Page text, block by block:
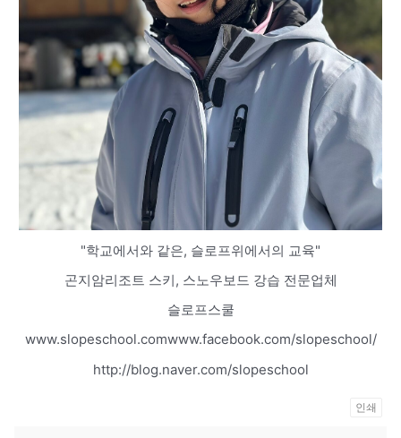
"학교에서와 같은, 슬로프위에서의 교육"
곤지암리조트 스키, 스노우보드 강습 전문업체
슬로프스쿨
www.slopeschool.comwww.facebook.com/slopeschool/
http://blog.naver.com/slopeschool
인쇄